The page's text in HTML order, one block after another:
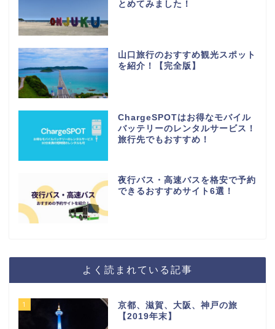
とめてみました！
山口旅行のおすすめ観光スポット
を紹介！【完全版】
ChargeSPOTはお得なモバイル
バッテリーのレンタルサービス！
旅行先でもおすすめ！
夜行バス・高速バスを格安で予約
できるおすすめサイト6選！
よく読まれている記事
1
京都、滋賀、大阪、神戸の旅
【2019年末】